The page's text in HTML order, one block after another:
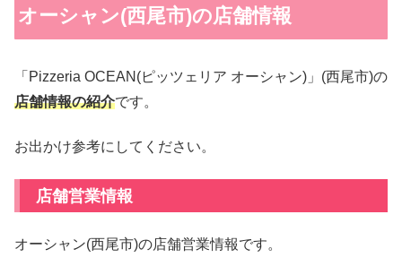
オーシャン(西尾市)の店舗情報
「Pizzeria OCEAN(ピッツェリア オーシャン)」(西尾市)の
店舗情報の紹介です。
お出かけ参考にしてください。
店舗営業情報
オーシャン(西尾市)の店舗営業情報です。